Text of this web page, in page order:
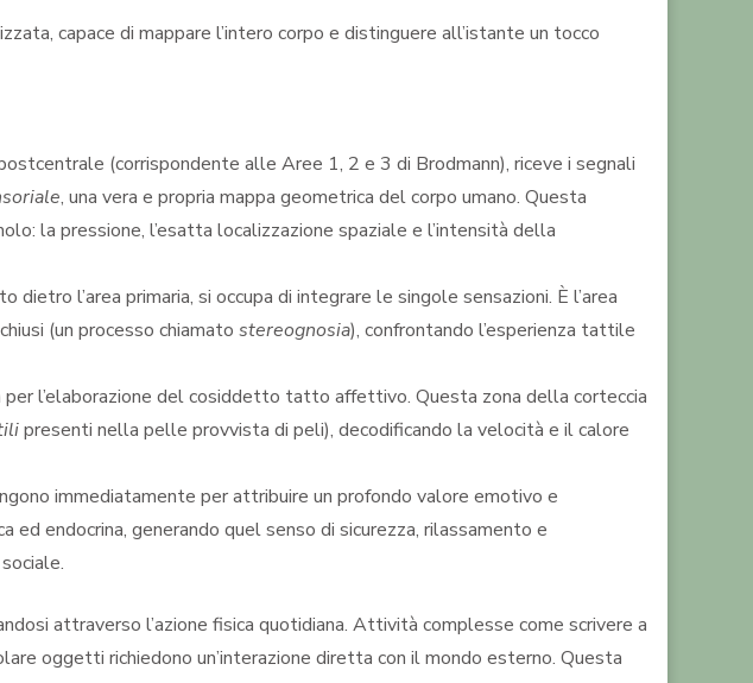
capace di mappare l’intero corpo e distinguere all’istante un tocco
(corrispondente alle Aree 1, 2 e 3 di Brodmann), riceve i segnali
, una vera e propria mappa geometrica del corpo umano. Questa
la pressione, l’esatta localizzazione spaziale e l’intensità della
dietro l’area primaria, si occupa di integrare le singole sensazioni. È l’area
(un processo chiamato stereognosia), confrontando l’esperienza tattile
l’elaborazione del cosiddetto tatto affettivo. Questa zona della corteccia
presenti nella pelle provvista di peli), decodificando la velocità e il calore
immediatamente per attribuire un profondo valore emotivo e
endocrina, generando quel senso di sicurezza, rilassamento e
attraverso l’azione fisica quotidiana. Attività complesse come scrivere a
oggetti richiedono un’interazione diretta con il mondo esterno. Questa